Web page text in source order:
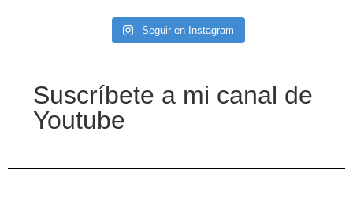
Seguir en Instagram
Suscríbete a mi canal de
Youtube